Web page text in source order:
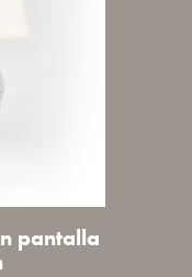
pantalla